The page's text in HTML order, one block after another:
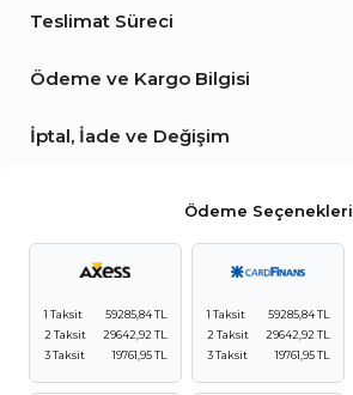
Teslimat Süreci
Ödeme ve Kargo Bilgisi
İptal, İade ve Değişim
Ödeme Seçenekleri
1 Taksit
59285,84 TL
2 Taksit
29642,92 TL
3 Taksit
19761,95 TL
1 Taksit
59285,84 TL
2 Taksit
29642,92 TL
3 Taksit
19761,95 TL